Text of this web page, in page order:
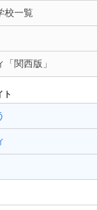
校一覧
関西版」
ト